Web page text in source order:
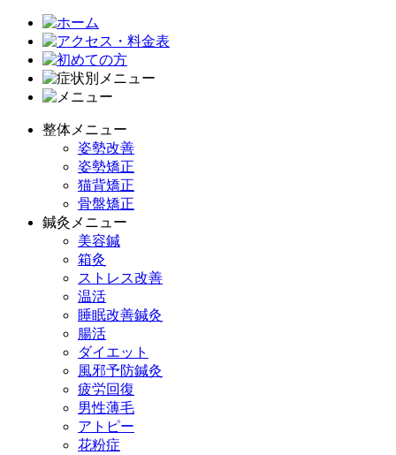
整体メニュー
姿勢改善
姿勢矯正
猫背矯正
骨盤矯正
鍼灸メニュー
美容鍼
箱灸
ストレス改善
温活
睡眠改善鍼灸
腸活
ダイエット
風邪予防鍼灸
疲労回復
男性薄毛
アトピー
花粉症